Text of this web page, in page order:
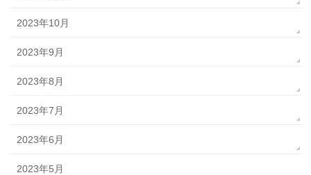
2023年10月
2023年9月
2023年8月
2023年7月
2023年6月
2023年5月